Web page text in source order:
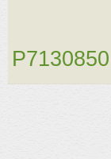
P7130850